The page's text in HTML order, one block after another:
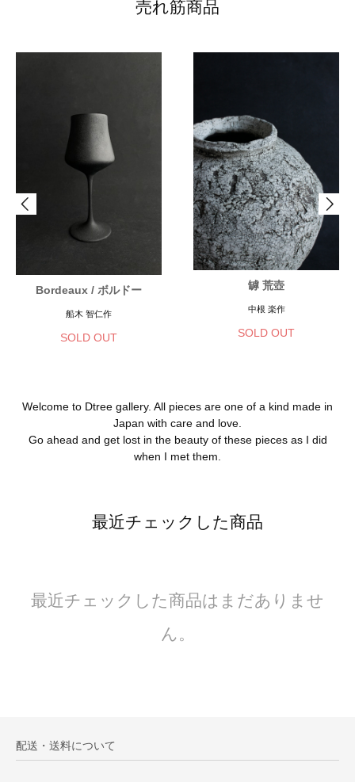
売れ筋商品
Bordeaux / ボルドー
船木 智仁作
SOLD OUT
罅 荒壺
中根 楽作
SOLD OUT
Welcome to Dtree gallery. All pieces are one of a kind made in
Japan with care and love.
Go ahead and get lost in the beauty of these pieces as I did
when I met them.
最近チェックした商品
最近チェックした商品はまだありませ
ん。
配送・送料について